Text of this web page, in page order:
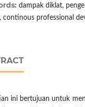
dampak diklat,
continous professional
ini bertujuan untuk